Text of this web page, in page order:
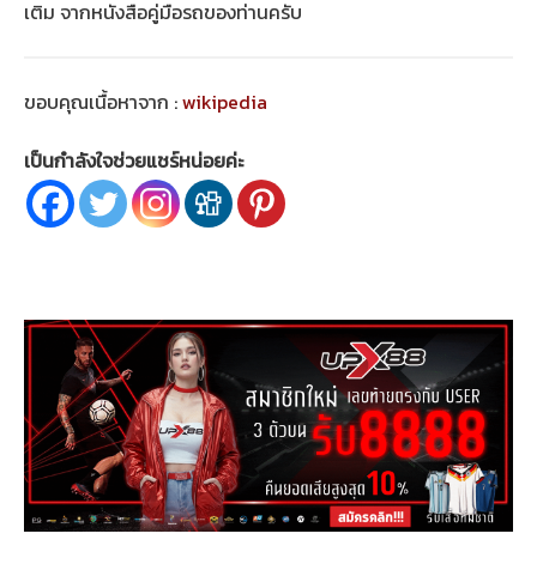
เติม จากหนังสือคู่มือรถของท่านครับ
ขอบคุณเนื้อหาจาก :wikipedia
เป็นกำลังใจช่วยแชร์หน่อยค่ะ